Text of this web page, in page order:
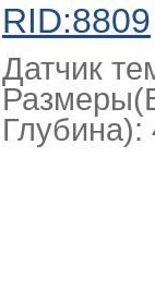
RID:8809
Датчик
Глубина):